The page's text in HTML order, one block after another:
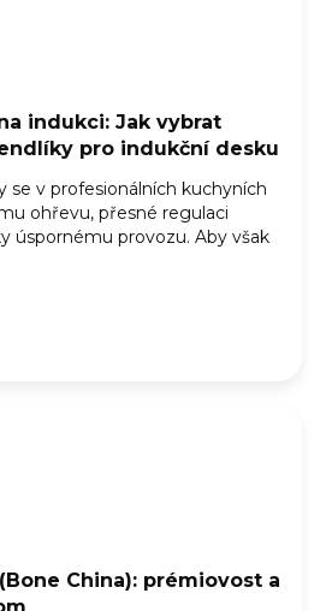
indukci: Jak vybrat
pro indukční desku
se v profesionálních kuchyních
ohřevu, přesné regulaci
úspornému provozu. Aby však
China): prémiovost a